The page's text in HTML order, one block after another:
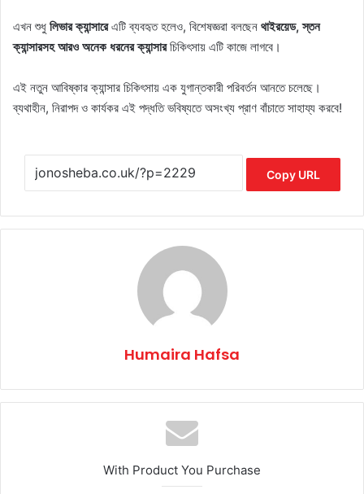
এখন শুধু লিভার ক্যান্সারেএটি ব্যবহৃত হলেও, বিশেষজ্ঞরা বলছেন থাইরয়েড, স্তন
ক্যান্সারসহ আরও অনেক ধরনের ক্যান্সারচিকিৎসায় এটি কাজে লাগবে।
এই নতুন আবিষ্কার ক্যান্সার চিকিৎসায় এক যুগান্তকারী পরিবর্তন আনতে চলেছে।
ব্যথাহীন, নিরাপদ ও কার্যকর এই পদ্ধতি ভবিষ্যতে অসংখ্য প্রাণ বাঁচাতে সাহায্য করবে!
Copy URL
Humaira Hafsa
With Product You Purchase